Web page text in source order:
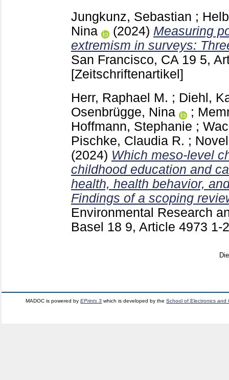
Jungkunz, Sebastian ;
Nina
(2024) Measuring
extremism in surveys:
San Francisco, CA 19 5,
[Zeitschriftenartikel]
Herr, Raphael M. ; Diehl,
Osenbrügge, Nina
;
Hoffmann, Stephanie ;
Pischke, Claudia R. ;
(2024) Which meso-level
childhood education and
health, health behavior,
Findings of a scoping
Environmental Research
Basel 18 9, Article 4973 1-
MADOC is powered byEPrints 3 which is developed by theSchool of Electronics and